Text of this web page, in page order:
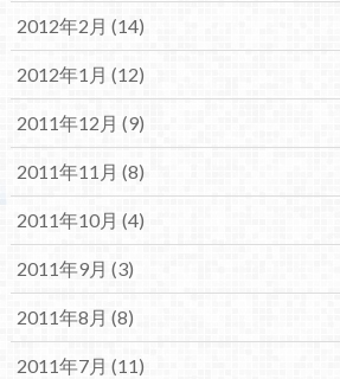
2012年2月 (14)
2012年1月 (12)
2011年12月 (9)
2011年11月 (8)
2011年10月 (4)
2011年9月 (3)
2011年8月 (8)
2011年7月 (11)